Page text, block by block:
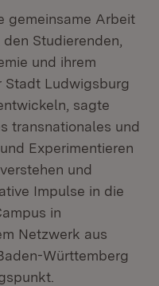
gemeinsame Arbeit
Studierenden,
und ihrem
Stadt Ludwigsburg
sagte
transnationales und
Experimentieren
und
Impulse in die
in
Netzwerk aus
Württemberg